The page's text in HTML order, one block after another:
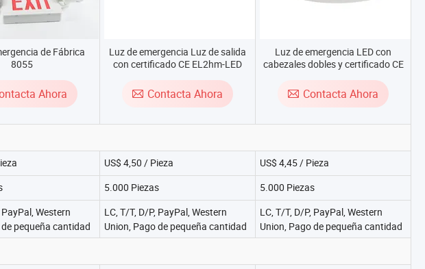
de Fábrica
8055
Ahora
Luz de emergencia Luz de salida
con certificado CE EL2hm-LED
Contacta Ahora
Luz de emergencia LED con
cabezales dobles y certificado CE
Contacta Ahora
US$ 4,50 / Pieza US$ 4,45 / Pieza
5.000 Piezas 5.000 Piezas
Western
pequeña cantidad
LC, T/T, D/P, PayPal, Western
Union, Pago de pequeña cantidad
LC, T/T, D/P, PayPal, Western
Union, Pago de pequeña cantidad